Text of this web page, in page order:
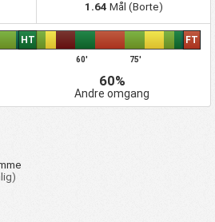
1.64 Mål (Borte)
HT
60' 75'
FT
60%
Andre omgang